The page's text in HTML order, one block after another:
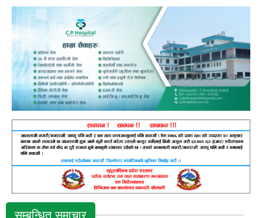
सम्बन्धित समाचार